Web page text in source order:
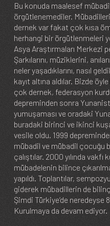
Bu konuda maalesef
örgütlenemediler.
dernek var fakat çok kısa
herhangi bir örgütlenmeleri
Asya Araştırmaları Merkezi
Şarkılarını, müziklerini,
neler yaşadıklarını, nasıl
kayıt altına aldılar. Bizde
çok dernek, federasyon
depreminden sonra
yumuşaması ve oradaki
buradaki birinci ve ikinci
vesile oldu. 1999
mübadil ve mübadil çocuğu
çalıştılar. 2000 yılında
mübadelenin bilince
yapıldı. Toplantılar,
giderek mübadillerin de
Şimdi Türkiye’de neredeyse
Kurulmaya da devam ediyor.